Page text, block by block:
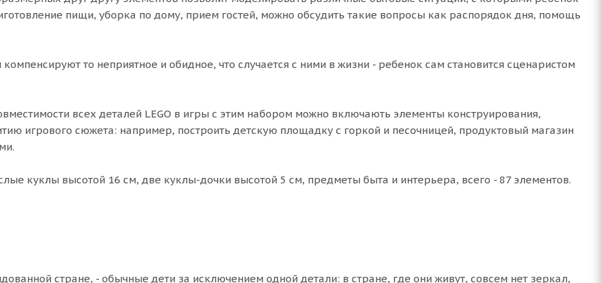
пищи, уборка по дому, прием гостей, можно обсудить такие вопросы как распорядок дня, помощь
то неприятное и обидное, что случается с ними в жизни - ребенок сам становится сценаристом
всех деталей LEGO в игры с этим набором можно включають элементы конструирования,
игрового сюжета: например, построить детскую площадку с горкой и песочницей, продуктовый магазин
куклы высотой 16 см, две куклы-дочки высотой 5 см, предметы быта и интерьера, всего - 87 элементов.
стране, - обычные дети за исключением одной детали: в стране, где они живут, совсем нет зеркал,